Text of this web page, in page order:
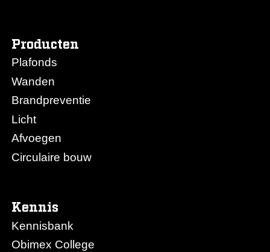
Producten
Plafonds
Wanden
Brandpreventie
Licht
Afvoegen
Circulaire bouw
Kennis
Kennisbank
Obimex College